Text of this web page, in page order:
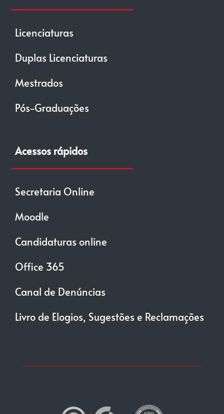
Licenciaturas
Duplas Licenciaturas
Mestrados
Pós-Graduações
Acessos rápidos
Secretaria Online
Moodle
Candidaturas online
Office 365
Canal de Denúncias
Livro de Elogios, Sugestões e Reclamações